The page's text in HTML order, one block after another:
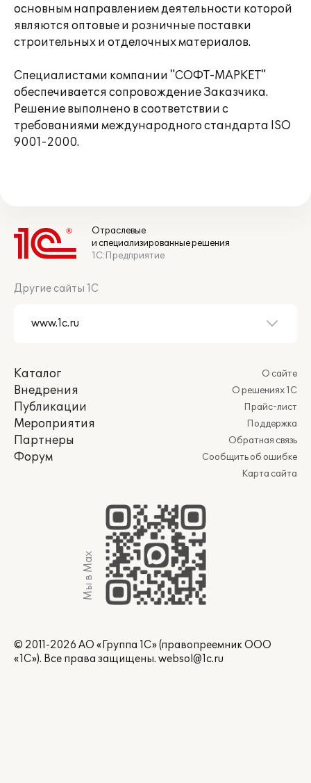
основным направлением деятельности которой
являются оптовые и розничные поставки
строительных и отделочных материалов.
Специалистами компании "СОФТ-МАРКЕТ"
обеспечивается сопровождение Заказчика.
Решение выполнено в соответствии с
требованиями международного стандарта ISO
9001-2000.
Отраслевые
и специализированные решения
1С:Предприятие
Другие сайты 1С
Каталог
Внедрения
Публикации
Мероприятия
Партнеры
Форум
О сайте
О решениях 1С
Прайс-лист
Поддержка
Обратная связь
Сообщить об ошибке
Карта сайта
Мы в Max
© 2011-2026 АО «Группа 1С» (правопреемник ООО
«1С»). Все права защищены. websol@1c.ru